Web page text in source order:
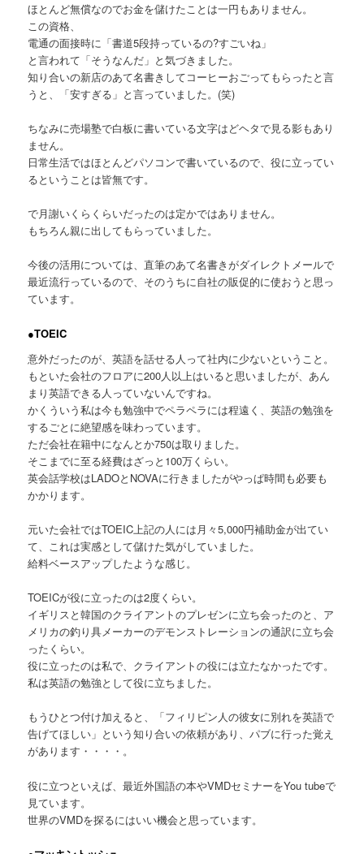
ほとんど無償なのでお金を儲けたことは一円もありません。
この資格、
電通の面接時に「書道5段持っているの?すごいね」
と言われて「そうなんだ」と気づきました。
知り合いの新店のあて名書きしてコーヒーおごってもらったと言
うと、「安すぎる」と言っていました。(笑)
ちなみに売場塾で白板に書いている文字はどヘタで見る影もあり
ません。
日常生活ではほとんどパソコンで書いているので、役に立ってい
るということは皆無です。
で月謝いくらくらいだったのは定かではありません。
もちろん親に出してもらっていました。
今後の活用については、直筆のあて名書きがダイレクトメールで
最近流行っているので、そのうちに自社の販促的に使おうと思っ
ています。
●TOEIC
意外だったのが、英語を話せる人って社内に少ないということ。
もといた会社のフロアに200人以上はいると思いましたが、あん
まり英語できる人っていないんですね。
かくういう私は今も勉強中でペラペラには程遠く、英語の勉強を
するごとに絶望感を味わっています。
ただ会社在籍中になんとか750は取りました。
そこまでに至る経費はざっと100万くらい。
英会話学校はLADOとNOVAに行きましたがやっぱ時間も必要も
かかります。
元いた会社ではTOEIC上記の人には月々5,000円補助金が出てい
て、これは実感として儲けた気がしていました。
給料ベースアップしたような感じ。
TOEICが役に立ったのは2度くらい。
イギリスと韓国のクライアントのプレゼンに立ち会ったのと、ア
メリカの釣り具メーカーのデモンストレーションの通訳に立ち会
ったくらい。
役に立ったのは私で、クライアントの役には立たなかったです。
私は英語の勉強として役に立ちました。
もうひとつ付け加えると、「フィリピン人の彼女に別れを英語で
告げてほしい」という知り合いの依頼があり、パブに行った覚え
があります・・・・。
役に立つといえば、最近外国語の本やVMDセミナーをYou tubeで
見ています。
世界のVMDを探るにはいい機会と思っています。